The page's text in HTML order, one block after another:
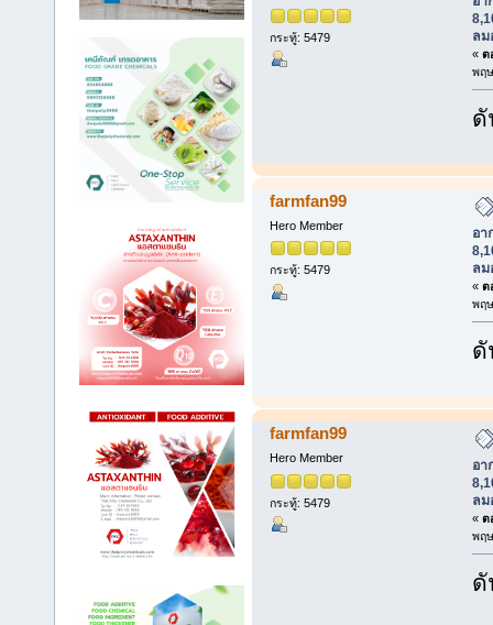
กระทู้: 5479
ลม
« ต
พฤ
ดั
farmfan99
Hero Member
กระทู้: 5479
อา
ลม
« ต
พฤ
ดั
farmfan99
Hero Member
กระทู้: 5479
อา
ลม
« ต
พฤ
ดั